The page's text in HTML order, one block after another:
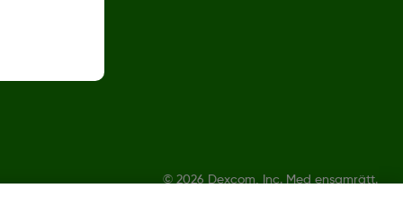
© 2026 Dexcom, Inc. Med ensamrätt.